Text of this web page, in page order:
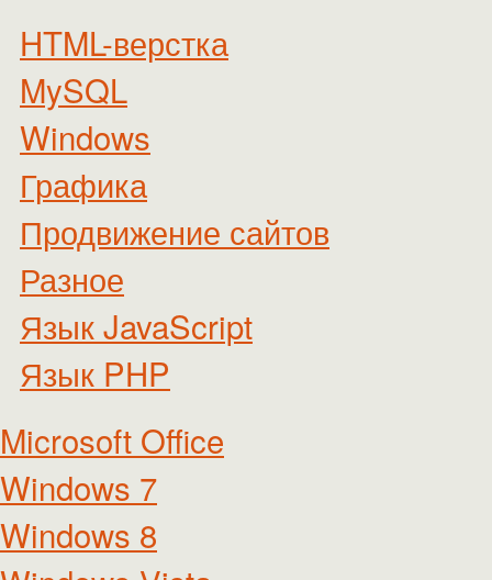
HTML-верстка
MySQL
Windows
Графика
Продвижение сайтов
Разное
Язык JavaScript
Язык PHP
Microsoft Office
Windows 7
Windows 8